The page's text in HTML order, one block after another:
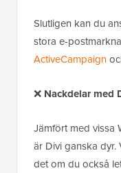
Slutligen kan du
stora e-
ActiveCampaign
❌ Nackdelar med
Jämfört med vissa
är Divi ganska dyr.
det om du också